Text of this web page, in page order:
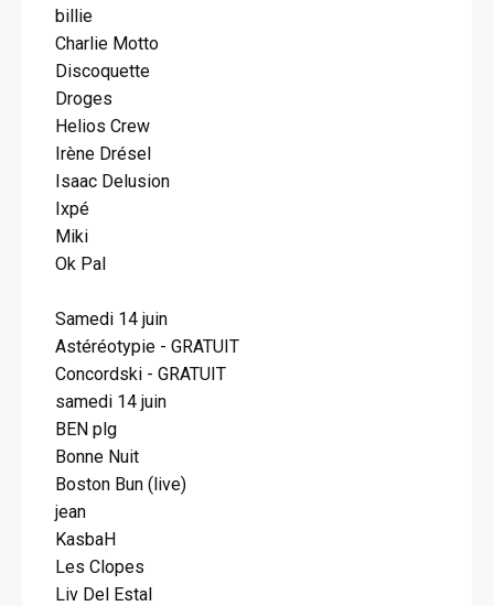
billie
Charlie Motto
Discoquette
Droges
Helios Crew
Irène Drésel
Isaac Delusion
Ixpé
Miki
Ok Pal
Samedi 14 juin
Astéréotypie - GRATUIT
Concordski - GRATUIT
samedi 14 juin
BEN plg
Bonne Nuit
Boston Bun (live)
jean
KasbaH
Les Clopes
Liv Del Estal